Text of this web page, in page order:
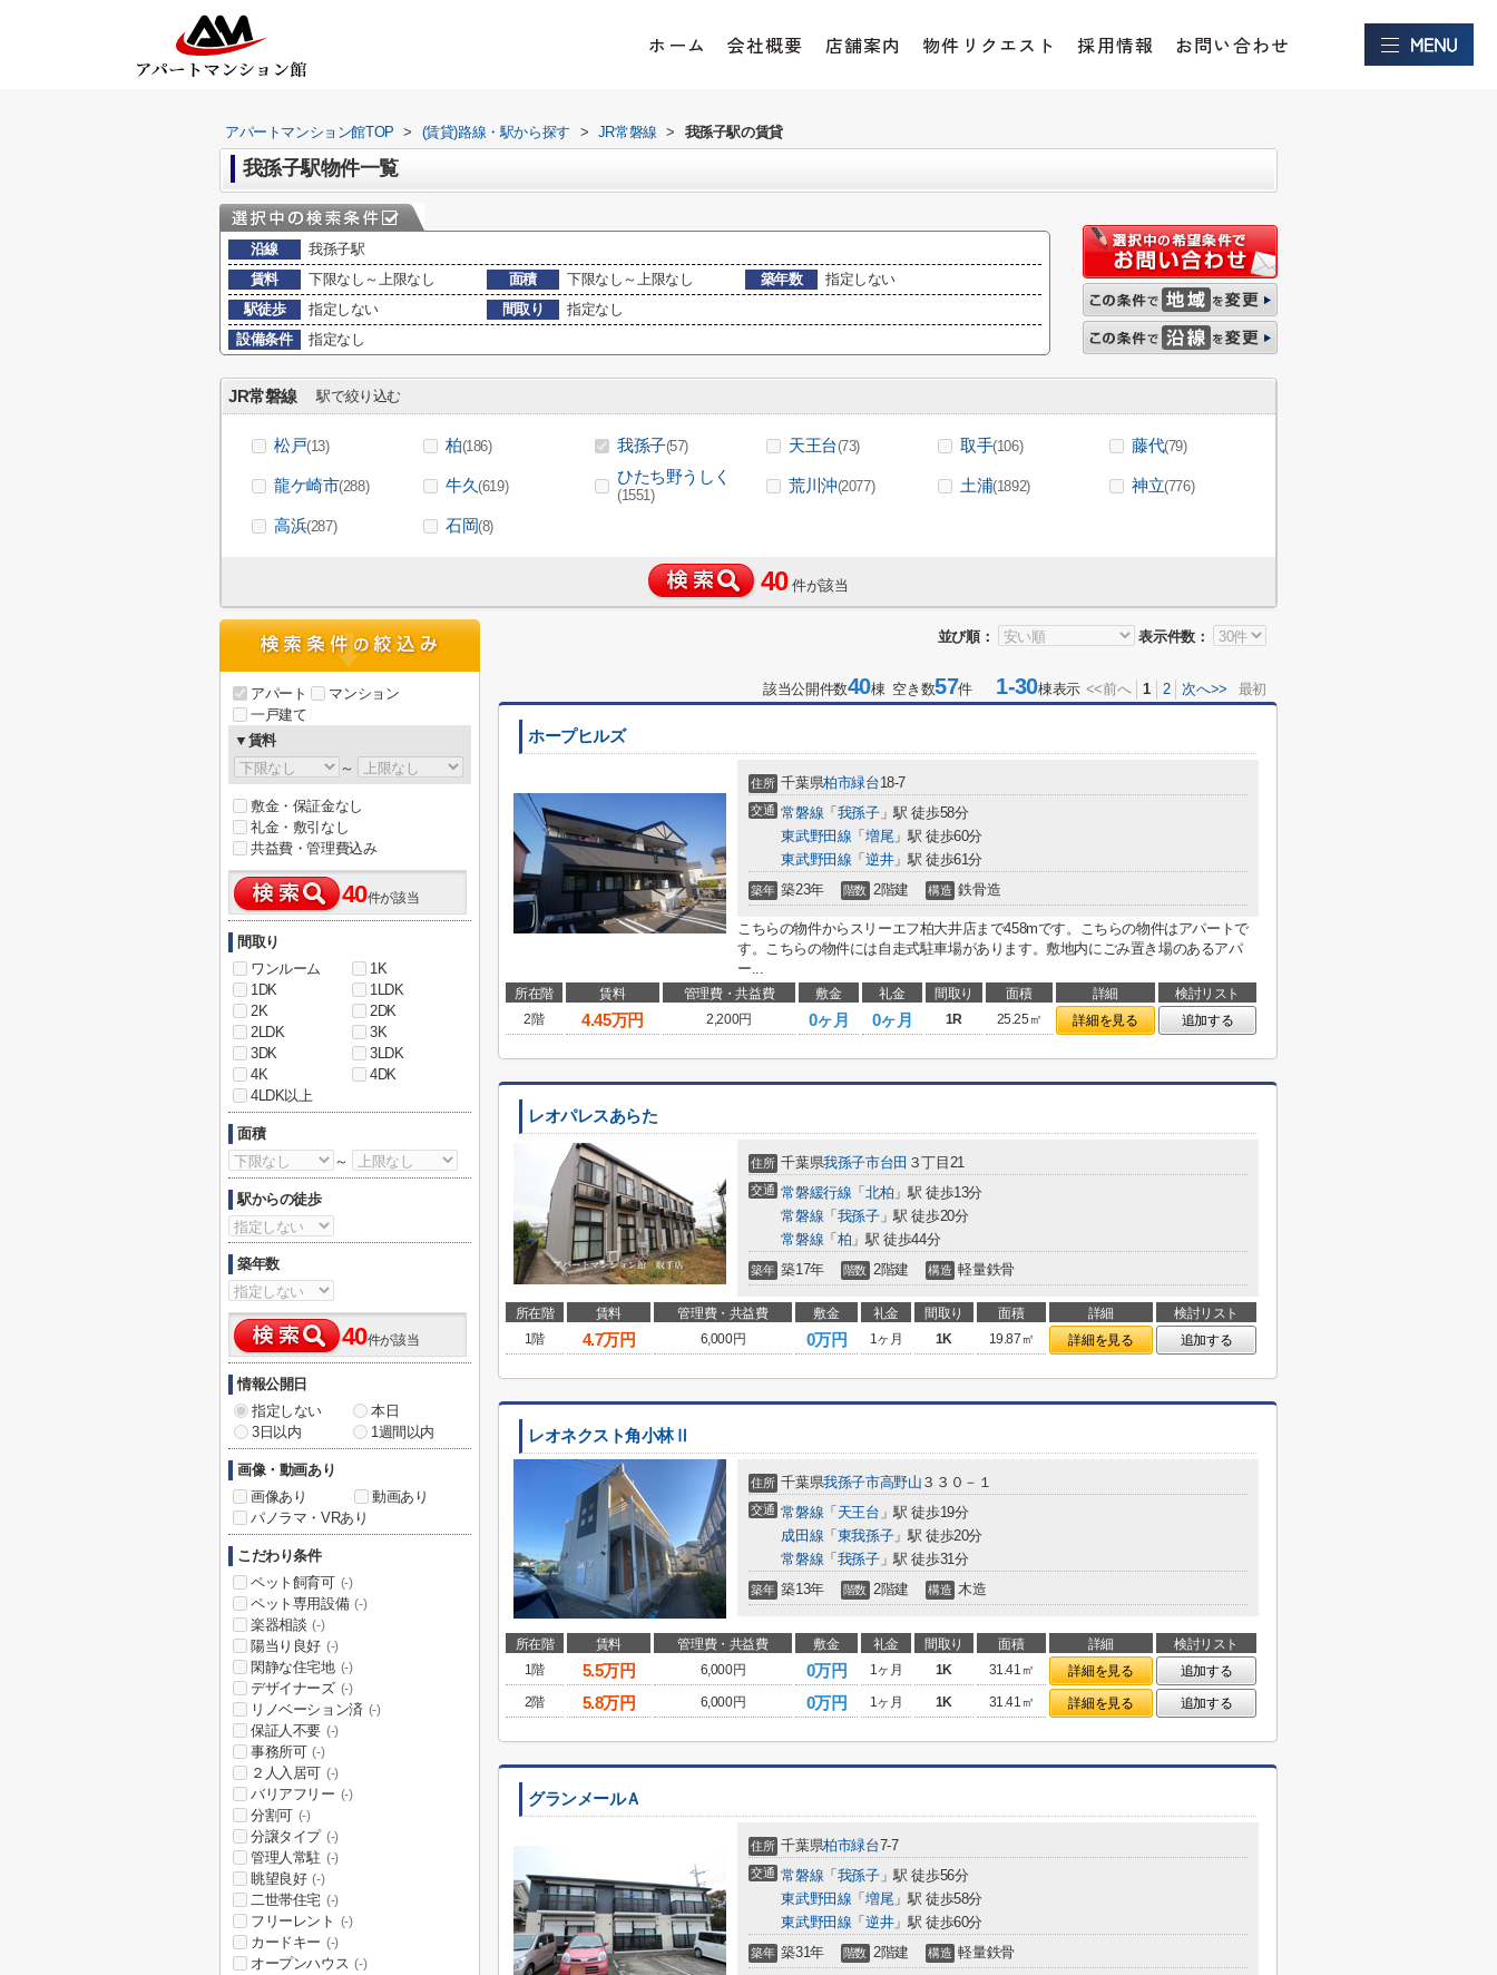
ホーム 会社概要 店舗案内 物件リクエスト 採用情報 お問い合わせ
アパートマンション館TOP > (賃貸)路線・駅から探す > JR常磐線 > 我孫子駅の賃貸
我孫子駅物件一覧
沿線
我孫子駅
賃料
下限なし～上限なし 面積 下限なし～上限なし 築年数
指定しない
駅徒歩
指定しない 間取り
指定なし
設備条件
指定なし
JR常磐線 駅で絞り込む
松戸(13) 柏(186) 我孫子(57) 天王台(73) 取手(106) 藤代(79)
龍ケ崎市(288) 牛久(619)
ひたち野うしく
(1551)
荒川沖(2077) 土浦(1892) 神立(776)
高浜(287) 石岡(8)
40 件が該当
並び順： 表示件数：
該当公開件数40棟 空き数57件1-30棟表示 <<前へ 1 2 次へ>> 最初
ホープヒルズ
住所 千葉県柏市緑台18-7
交通 常磐線 「 我孫子」駅 徒歩58分
東武野田線 「 増尾」駅 徒歩60分
東武野田線 「 逆井」駅 徒歩61分
築年 築23年 階数 2階建 構造 鉄骨造
こちらの物件からスリーエフ柏大井店まで458mです。こちらの物件はアパートで
す。こちらの物件には自走式駐車場があります。敷地内にごみ置き場のあるアパ
ー...
所在階 賃料 管理費・共益費 敷金 礼金 間取り 面積 詳細
検討リスト
2階
4.45万円 2,200円 0ヶ月 0ヶ月 1R 25.25㎡ 詳細を見る 追加する
レオパレスあらた
住所 千葉県我孫子市台田 ３丁目21
交通 常磐緩行線 「 北柏 」駅 徒歩13分
常磐線 「 我孫子」駅 徒歩20分
常磐線 「 柏 」駅 徒歩44分
築年 築17年 階数 2階建 構造 軽量鉄骨
所在階 賃料 管理費・共益費 敷金 礼金 間取り 面積 詳細
検討リスト
1階
4.7万円 6,000円 0万円 1ヶ月 1K 19.87㎡ 詳細を見る 追加する
レオネクスト角小林Ⅱ
住所 千葉県我孫子市高野山 ３３０－１
交通 常磐線 「 天王台 」駅 徒歩19分
成田線 「 東我孫子」駅 徒歩20分
常磐線 「 我孫子」駅 徒歩31分
築年 築13年 階数 2階建 構造 木造
所在階 賃料 管理費・共益費 敷金 礼金 間取り 面積 詳細
検討リスト
1階
5.5万円 6,000円 0万円 1ヶ月 1K 31.41㎡ 詳細を見る
追加する
2階
5.8万円 6,000円 0万円 1ヶ月 1K 31.41㎡ 詳細を見る 追加する
グランメールＡ
住所 千葉県柏市緑台7-7
交通 常磐線 「 我孫子」駅 徒歩56分
東武野田線 「 増尾」駅 徒歩58分
東武野田線 「 逆井」駅 徒歩60分
築年 築31年 階数 2階建 構造 軽量鉄骨
アパート
マンション
一戸建て
▼賃料
～
敷金・保証金なし
礼金・敷引なし
共益費・管理費込み
40件が該当
間取り
ワンルーム
1K
1DK
1LDK
2K
2DK
2LDK
3K
3DK
3LDK
4K
4DK
4LDK以上
面積
～
駅からの徒歩
築年数
40件が該当
情報公開日
指定しない
本日
3日以内
1週間以内
画像・動画あり
画像あり
動画あり
パノラマ・VRあり
こだわり条件
ペット飼育可 (-)
ペット専用設備 (-)
楽器相談 (-)
陽当り良好 (-)
閑静な住宅地 (-)
デザイナーズ (-)
リノベーション済 (-)
保証人不要 (-)
事務所可 (-)
２人入居可 (-)
バリアフリー (-)
分割可 (-)
分譲タイプ (-)
管理人常駐 (-)
眺望良好 (-)
二世帯住宅 (-)
フリーレント (-)
カードキー (-)
オープンハウス (-)